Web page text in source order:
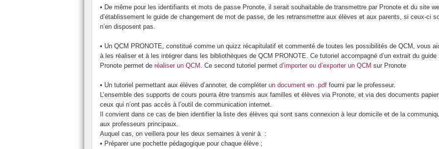
• De même pour les identifiants et mots de passe Pronote, il serait souhaitable de transmettre par Pronote et du site
d’établissement le guide de changement de mot de passe, de les retransmettre aux élèves et aux parents, si ceux-ci
n’en disposent pas.
• Un QCM PRONOTE, constitué comme un quizz récapitulatif et commenté de toutes les possibilités de QCM, vous
à les réaliser et à les intégrer dans les bibliothèques de QCM PRONOTE. Ce tutoriel accompagné d’un extrait du guide
Pronote permet de réaliser un QCM . Ce second tutoriel permet d’importer ou d’exporter un QCM sur Pronote
• Un tutoriel permettant aux élèves d’annoter, de compléter un document en .pdf fourni par le professeur.
L’ensemble des supports de cours pourra être transmis aux familles et élèves via Pronote, et via des documents
ceux qui n’ont pas accès à l’outil de communication internet.
Il convient dans ce cas de bien identifier la liste des élèves qui sont sans connexion à leur domicile et de la
aux professeurs principaux.
Auquel cas, on veillera pour les deux semaines à venir à :
• Préparer une pochette pédagogique pour chaque élève ;